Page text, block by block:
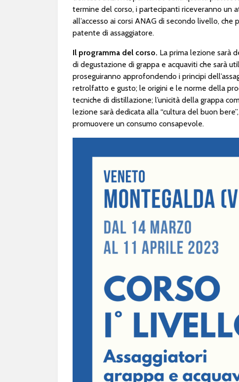
termine del corso, i partecipanti riceveranno un
all’accesso ai corsi ANAG di secondo livello,
patente di assaggiatore.
Il programma del corso. La prima lezione sarà
di degustazione di grappa e acquaviti che sarà
proseguiranno approfondendo i principi
retrolfatto e gusto; le origini e le norme della
tecniche di distillazione; l’unicità della grappa
lezione sarà dedicata alla “cultura del buon
promuovere un consumo consapevole.